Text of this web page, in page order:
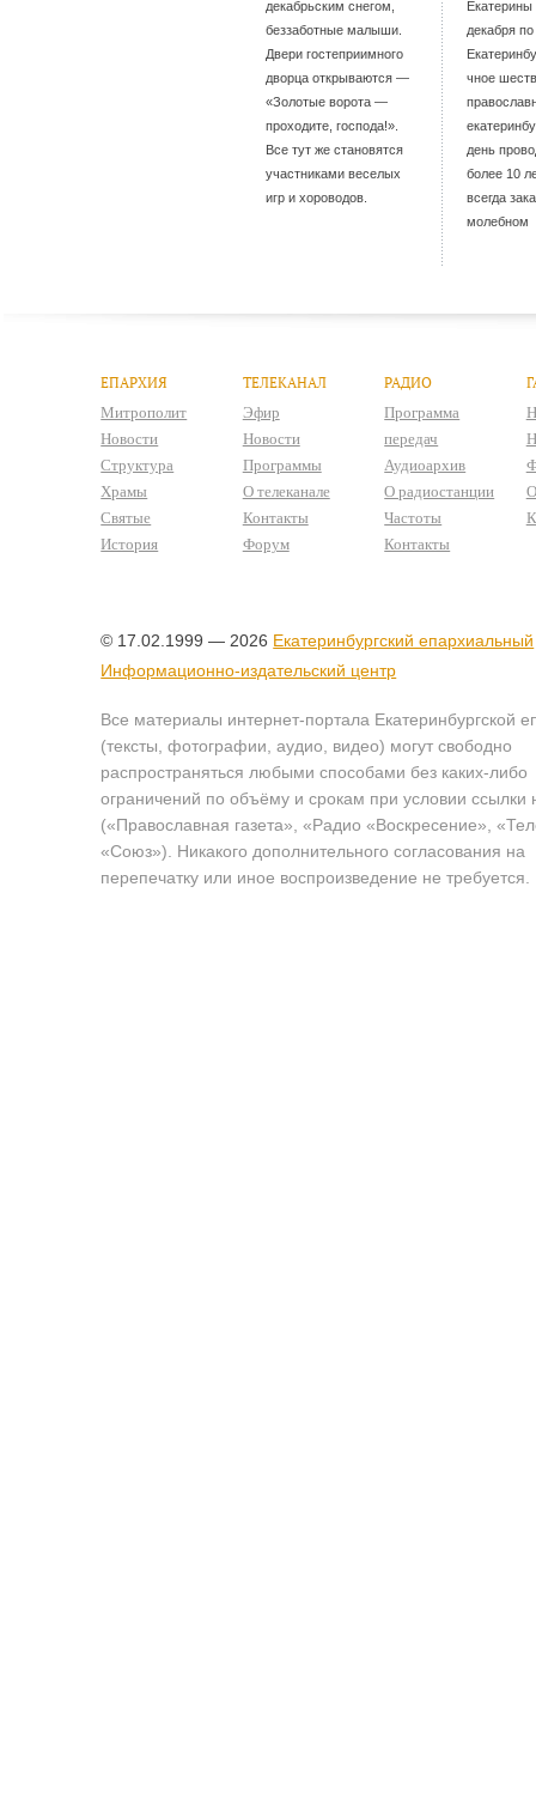
декабрьским снегом,
беззаботные малыши.
Двери гостеприимного
дворца открываются —
«Золотые ворота —
проходите, господа!».
Все тут же становятся
участниками веселых
игр и хороводов.
Екатерины
декабря по
чное
день
более 10
всегда
молебном
ЕПАРХИЯ
Митрополит
Новости
Структура
Храмы
Святые
История
ТЕЛЕКАНАЛ
Эфир
Новости
Программы
О телеканале
Контакты
Форум
РАДИО
Программа
передач
Аудиоархив
О радиостанции
Частоты
Контакты
© 17.02.1999 — 2026 Екатеринбургский епархиальный
Информационно-издательский центр
Все материалы интернет-портала Екатеринбургской
(тексты, фотографии, аудио, видео) могут свободно
распространяться любыми способами без каких-либо
ограничений по объёму и срокам при условии ссылки
(«Православная газета», «Радио «Воскресение»,
«Союз»). Никакого дополнительного согласования на
перепечатку или иное воспроизведение не требуется.